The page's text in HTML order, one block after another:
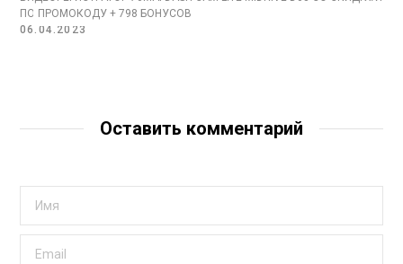
ПО ПРОМОКОДУ + 798 БОНУСОВ
06.04.2023
Оставить комментарий